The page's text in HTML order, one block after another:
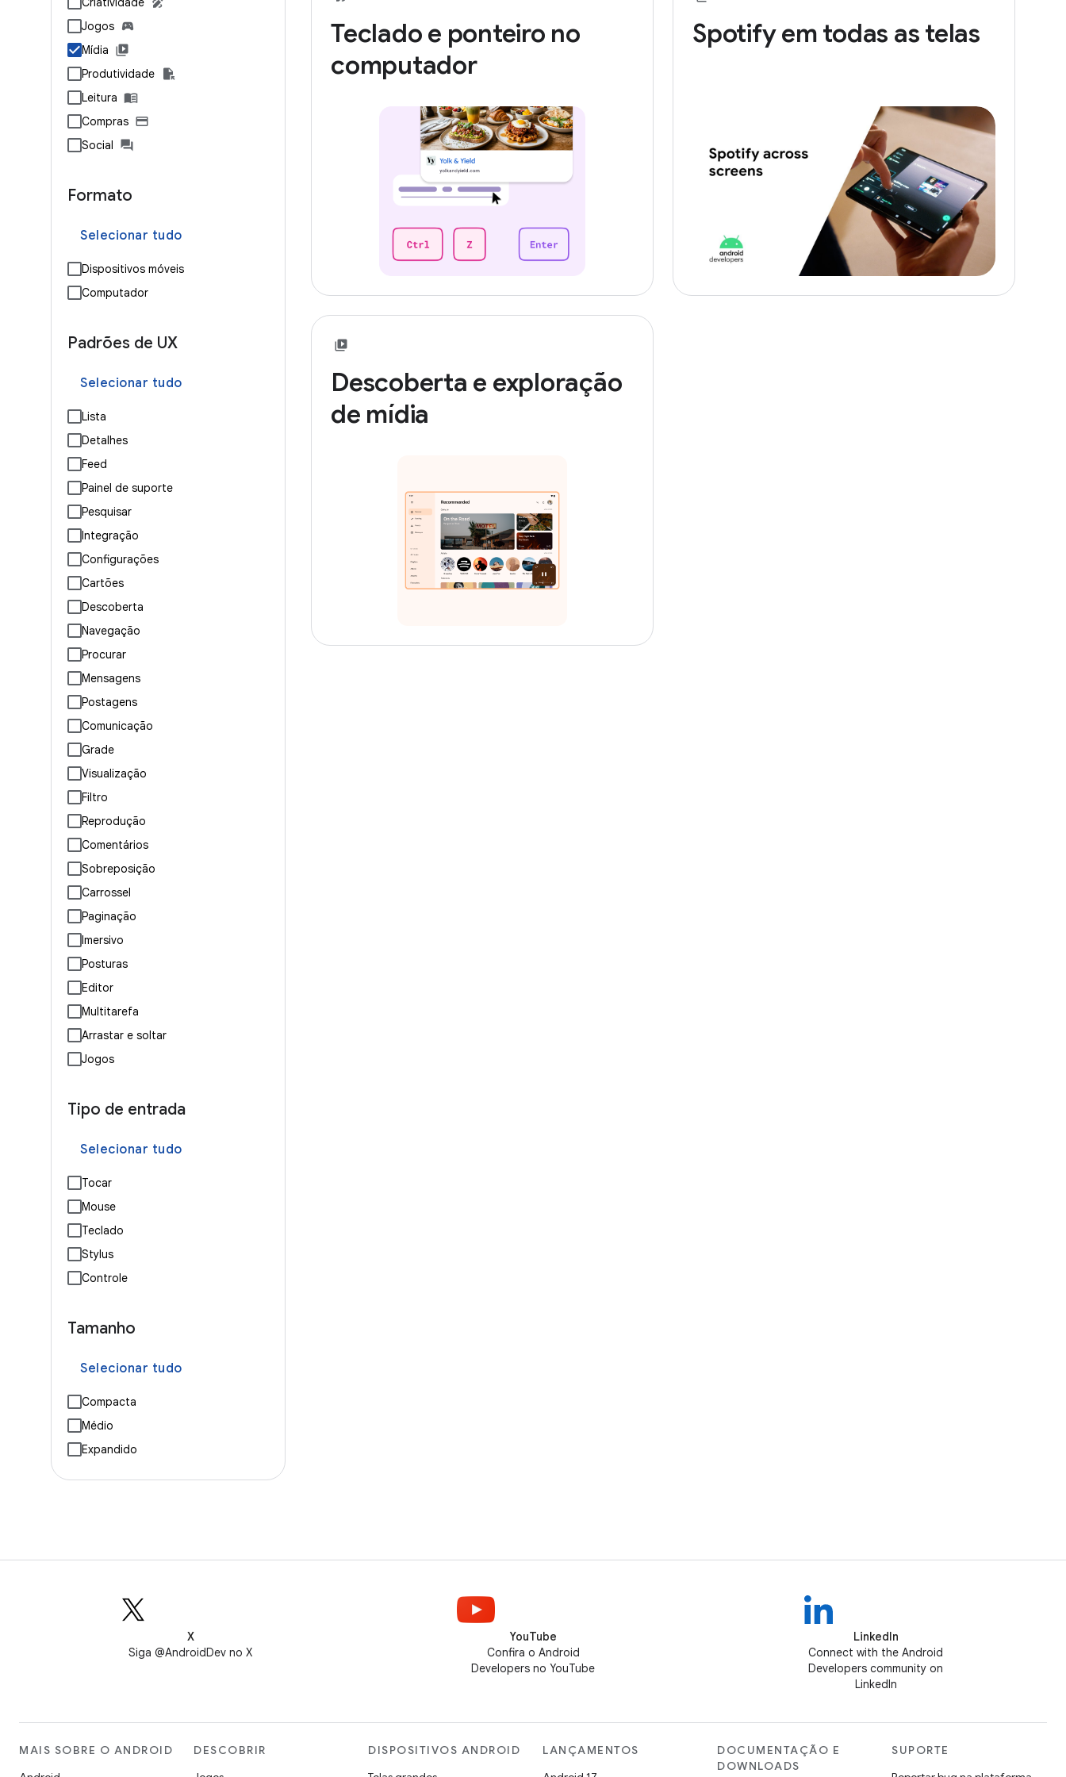
Jogos
Mídia
Produtividade
Leitura
Compras
Social
Formato
Selecionar tudo
Dispositivos móveis
Computador
Padrões de UX
Selecionar tudo
Lista
Detalhes
Feed
Painel de suporte
Pesquisar
Integração
Configurações
Cartões
Descoberta
Navegação
Procurar
Mensagens
Postagens
Comunicação
Grade
Visualização
Filtro
Reprodução
Comentários
Sobreposição
Carrossel
Paginação
Imersivo
Posturas
Editor
Multitarefa
Arrastar e soltar
Jogos
Tipo de entrada
Selecionar tudo
Tocar
Mouse
Teclado
Stylus
Controle
Tamanho
Selecionar tudo
Compacta
Médio
Expandido
Teclado e ponteiro no
computador
Spotify em todas as telas
Descoberta e exploração
de mídia
X
Siga @AndroidDev no X
YouTube
Confira o Android
Developers no YouTube
LinkedIn
Connect with the Android
Developers community on
LinkedIn
MAIS SOBRE O ANDROID
DESCOBRIR
DISPOSITIVOS ANDROID
LANÇAMENTOS
DOCUMENTAÇÃO E
DOWNLOADS
SUPORTE